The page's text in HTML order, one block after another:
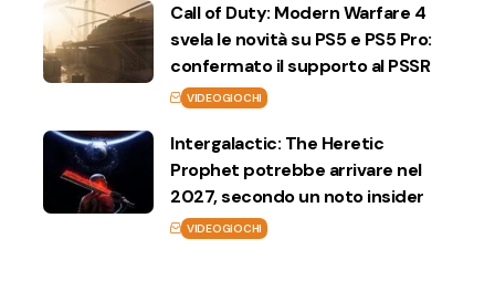
Call of Duty: Modern Warfare 4
svela le novità su PS5 e PS5 Pro:
confermato il supporto al PSSR
VIDEOGIOCHI
Intergalactic: The Heretic
Prophet potrebbe arrivare nel
2027, secondo un noto insider
VIDEOGIOCHI